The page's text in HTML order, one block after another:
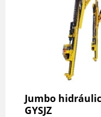
Jumbo
GYSJZ